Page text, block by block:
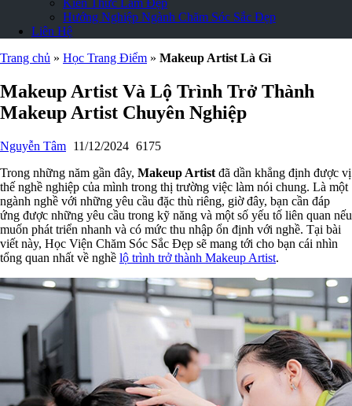
Kiến Thức Làm Đẹp
Hướng Nghiệp Ngành Chăm Sóc Sắc Đẹp
Liên Hệ
Trang chủ » Học Trang Điểm » Makeup Artist Là Gì
Makeup Artist Và Lộ Trình Trở Thành
Makeup Artist Chuyên Nghiệp
Nguyễn Tâm 11/12/2024 6175
Trong những năm gần đây, Makeup Artist đã dần khẳng định được vị
thế nghề nghiệp của mình trong thị trường việc làm nói chung. Là một
ngành nghề với những yêu cầu đặc thù riêng, giờ đây, bạn cần đáp
ứng được những yêu cầu trong kỹ năng và một số yếu tố liên quan nếu
muốn phát triển nhanh và có mức thu nhập ổn định với nghề. Tại bài
viết này, Học Viện Chăm Sóc Sắc Đẹp sẽ mang tới cho bạn cái nhìn
tổng quan nhất về nghề lộ trình trở thành Makeup Artist.